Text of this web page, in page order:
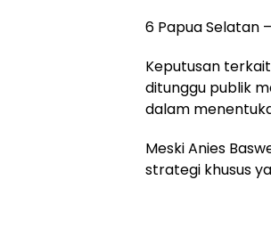
6 Papua Selatan
Keputusan
ditunggu publik
dalam
Meski Anies
strategi khusus